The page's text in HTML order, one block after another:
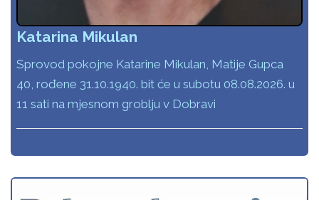
Katarina Mikulan
Sprovod pokojne Katarine Mikulan, Matije Gupca
40, rođene 31.10.1940. bit će u subotu 08.08.2026. u
11 sati na mjesnom groblju v Dobravi